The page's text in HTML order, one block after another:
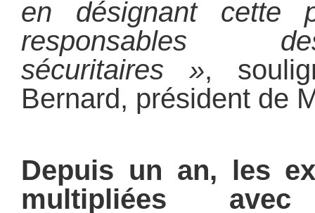
en désignant cette
responsables
sécuritaires »,
Bernard, président de
Depuis un an, les
multipliées